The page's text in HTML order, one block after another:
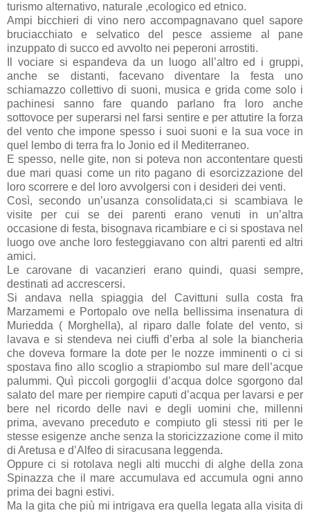
turismo alternativo, naturale ,ecologico ed etnico.
Ampi bicchieri di vino nero accompagnavano quel sapore
bruciacchiato e selvatico del pesce assieme al pane
inzuppato di succo ed avvolto nei peperoni arrostiti.
Il vociare si espandeva da un luogo all’altro ed i gruppi,
anche se distanti, facevano diventare la festa uno
schiamazzo collettivo di suoni, musica e grida come solo i
pachinesi sanno fare quando parlano fra loro anche
sottovoce per superarsi nel farsi sentire e per attutire la forza
del vento che impone spesso i suoi suoni e la sua voce in
quel lembo di terra fra lo Jonio ed il Mediterraneo.
E spesso, nelle gite, non si poteva non accontentare questi
due mari quasi come un rito pagano di esorcizzazione del
loro scorrere e del loro avvolgersi con i desideri dei venti.
Così, secondo un’usanza consolidata,ci si scambiava le
visite per cui se dei parenti erano venuti in un’altra
occasione di festa, bisognava ricambiare e ci si spostava nel
luogo ove anche loro festeggiavano con altri parenti ed altri
amici.
Le carovane di vacanzieri erano quindi, quasi sempre,
destinati ad accrescersi.
Si andava nella spiaggia del Cavittuni sulla costa fra
Marzamemi e Portopalo ove nella bellissima insenatura di
Muriedda ( Morghella), al riparo dalle folate del vento, si
lavava e si stendeva nei ciuffi d’erba al sole la biancheria
che doveva formare la dote per le nozze imminenti o ci si
spostava fino allo scoglio a strapiombo sul mare dell’acque
palummi. Quì piccoli gorgoglii d’acqua dolce sgorgono dal
salato del mare per riempire caputi d’acqua per lavarsi e per
bere nel ricordo delle navi e degli uomini che, millenni
prima, avevano preceduto e compiuto gli stessi riti per le
stesse esigenze anche senza la storicizzazione come il mito
di Aretusa e d’Alfeo di siracusana leggenda.
Oppure ci si rotolava negli alti mucchi di alghe della zona
Spinazza che il mare accumulava ed accumula ogni anno
prima dei bagni estivi.
Ma la gita che più mi intrigava era quella legata alla visita di